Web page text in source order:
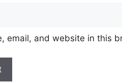
email, and website in this